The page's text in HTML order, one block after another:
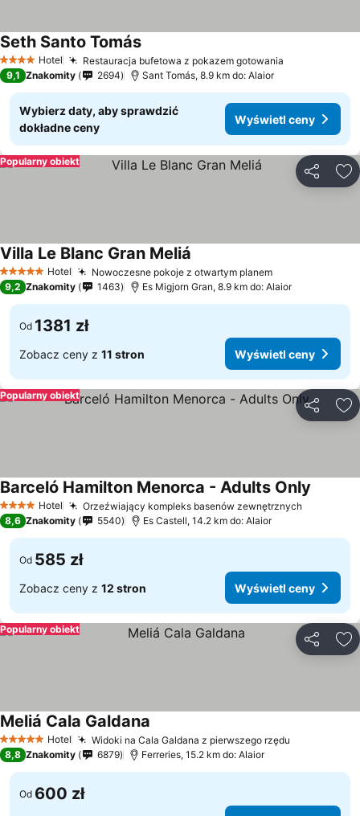
4 KategoriaHotel Restauracja bufetowa z pokazem gotowania
Seth Santo TomásWyświetl ceny
9,1 Znakomity 2694 Sant Tomás, 8.9 km do: Alaior
Wybierz daty, aby sprawdzić
dokładne ceny
Wyświetl ceny
Popularny obiekt
5 KategoriaHotel Nowoczesne pokoje z otwartym planemWyświetl ceny
Villa Le Blanc Gran Meliá
9,2 Znakomity 1463 Es Migjorn Gran, 8.9 km do: Alaior
Od 1381 zł
Zobacz ceny z 11 stron Wyświetl ceny
Popularny obiekt
4 KategoriaHotel Orzeźwiający kompleks basenów zewnętrznychWyświetl
Barceló Hamilton Menorca - Adults Only
8,6 Znakomity 5540 Es Castell, 14.2 km do: Alaior
Od 585 zł
Zobacz ceny z 12 stron Wyświetl ceny
Popularny obiekt
5 KategoriaHotel Widoki na Cala Galdana z pierwszego rzędu
Meliá Cala Galdana
8,8 Znakomity 6879 Ferreries, 15.2 km do: Alaior
Od 600 zł